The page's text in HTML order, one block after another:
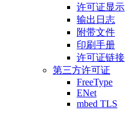
许可证显示
输出日志
附带文件
印刷手册
许可证链接
第三方许可证
FreeType
ENet
mbed TLS